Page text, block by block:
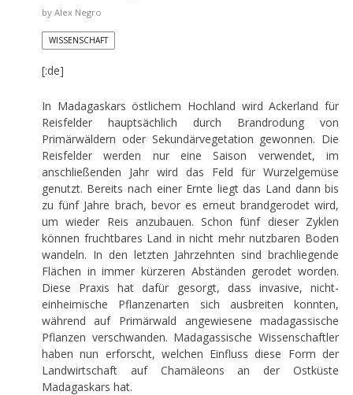
by Alex Negro
WISSENSCHAFT
[:de]
In Madagaskars östlichem Hochland wird Ackerland für
Reisfelder hauptsächlich durch Brandrodung von
Primärwäldern oder Sekundärvegetation gewonnen. Die
Reisfelder werden nur eine Saison verwendet, im
anschließenden Jahr wird das Feld für Wurzelgemüse
genutzt. Bereits nach einer Ernte liegt das Land dann bis
zu fünf Jahre brach, bevor es erneut brandgerodet wird,
um wieder Reis anzubauen. Schon fünf dieser Zyklen
können fruchtbares Land in nicht mehr nutzbaren Boden
wandeln. In den letzten Jahrzehnten sind brachliegende
Flächen in immer kürzeren Abständen gerodet worden.
Diese Praxis hat dafür gesorgt, dass invasive, nicht-
einheimische Pflanzenarten sich ausbreiten konnten,
während auf Primärwald angewiesene madagassische
Pflanzen verschwanden. Madagassische Wissenschaftler
haben nun erforscht, welchen Einfluss diese Form der
Landwirtschaft auf Chamäleons an der Ostküste
Madagaskars hat.